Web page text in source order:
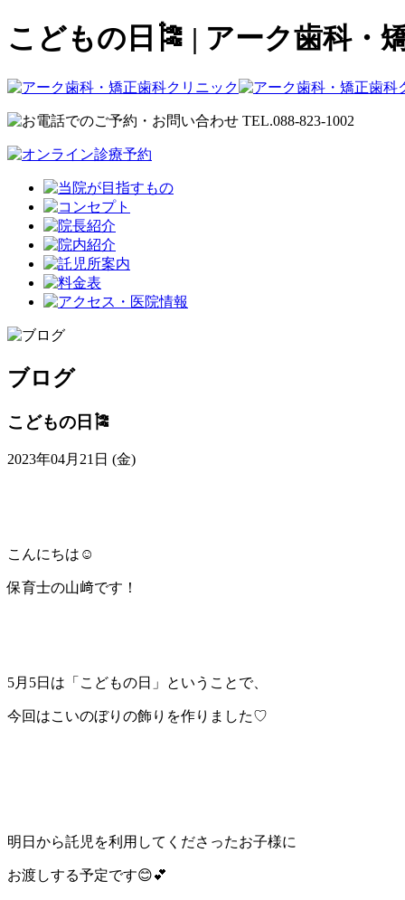
こどもの日🎏 | アーク歯科・
ブログ
こどもの日🎏
2023年04月21日 (金)
こんにちは☺︎
保育士の山﨑です！
5月5日は「こどもの日」ということで、
今回はこいのぼりの飾りを作りました♡
明日から託児を利用してくださったお子様に
お渡しする予定です😊💕